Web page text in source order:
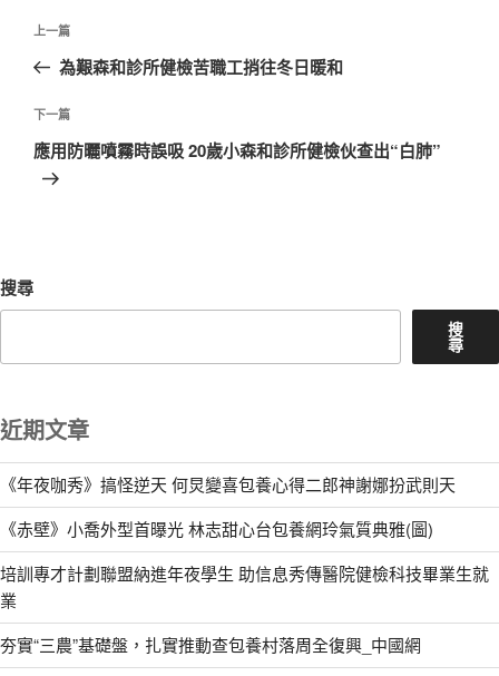
文
導
覽
上
一
文
章
上一篇
為艱森和診所健檢苦職工捎往冬日暖和
下
一
下一篇
應用防曬噴霧時誤吸 20歲小森和診所健檢伙查出“白肺”
搜尋
搜
尋
近期文章
《年夜咖秀》搞怪逆天 何炅變喜包養心得二郎神謝娜扮武則天
《赤壁》小喬外型首曝光 林志甜心台包養網玲氣質典雅(圖)
培訓專才計劃聯盟納進年夜學生 助信息秀傳醫院健檢科技畢業生就
業
夯實“三農”基礎盤，扎實推動查包養村落周全復興_中國網